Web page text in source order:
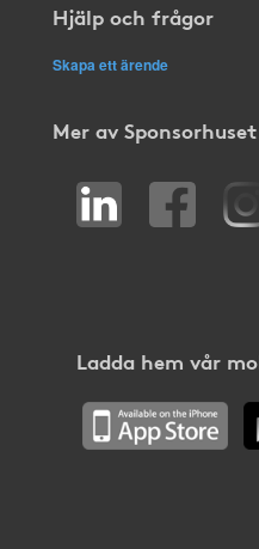
Hjälp och frågor
Skapa ett ärende
Mer av Sponsorhuset
Ladda hem vår